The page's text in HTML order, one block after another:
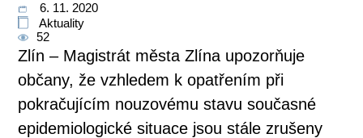
6. 11. 2020
Aktuality
52
Zlín – Magistrát města Zlína upozorňuje
občany, že vzhledem k opatřením při
pokračujícím nouzovému stavu současné
epidemiologické situace jsou stále zrušeny